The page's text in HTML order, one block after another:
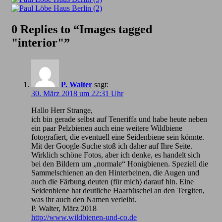
0 Replies to “Images tagged
"interior"”
P. Walter sagt:
30. März 2018 um 22:31 Uhr
Hallo Herr Strange,
ich bin gerade selbst auf Teneriffa und habe heute neben
ein paar Pelzbienen auch eine weitere Wildbiene
fotografiert, die eventuell eine Seidenbiene sein könnte.
Mit der Google-Suche stoß ich daher auf Ihre Seite.
Wirklich schöne Fotos, aber ich denke, es handelt sich
bei den Bildern um „normale“ Honigbienen. Speziell die
Sammelschienen an den Hinterbeinen, die Augen und
auch die Färbung deuten (für mich) darauf hin. Eine
Seidenbiene hat deutliche Haarbüschel an den Tergiten,
was ihr auch den Namen verleiht.
P. Walter, März 2018
http://www.wildbienen-und-co.de